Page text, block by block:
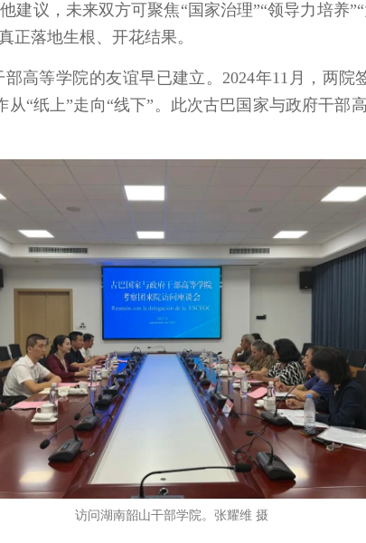
建议，未来双方可聚焦“国家治理”“领导力培养
正落地生根、开花结果。
高等学院的友谊早已建立。2024年11月，两院
“纸上”走向“线下”。此次古巴国家与政府干部
访问湖南韶山干部学院。张耀维 摄